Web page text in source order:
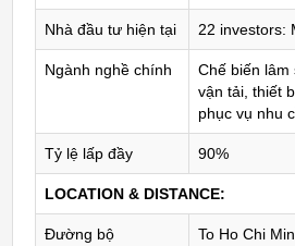
Nhà đầu tư hiện tại 22 investors:
Ngành nghề chính
Chế biến lâm
vận tải, thiết
phục vụ nhu
Tỷ lệ lấp đầy 90%
LOCATION & DISTANCE:
Đường bộ
To Ho Chi